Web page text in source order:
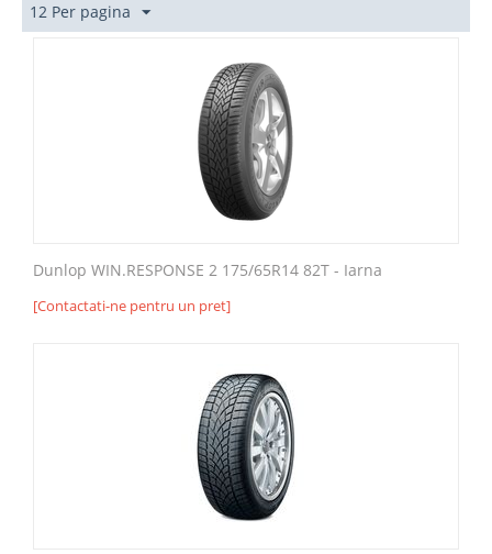
12 Per pagina
Dunlop WIN.RESPONSE 2 175/65R14 82T - Iarna
[Contactati-ne pentru un pret]